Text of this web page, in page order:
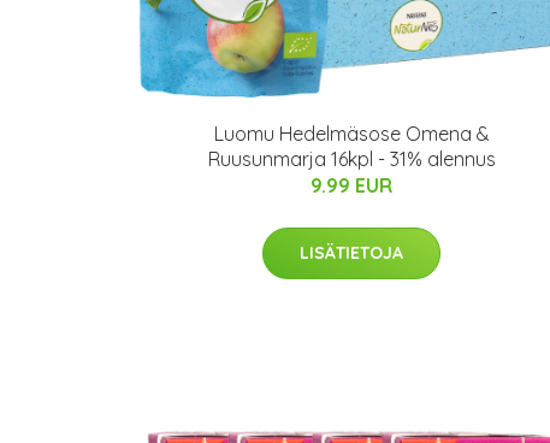
Luomu Hedelmäsose Omena &
Ruusunmarja 16kpl - 31% alennus
9.99 EUR
LISÄTIETOJA